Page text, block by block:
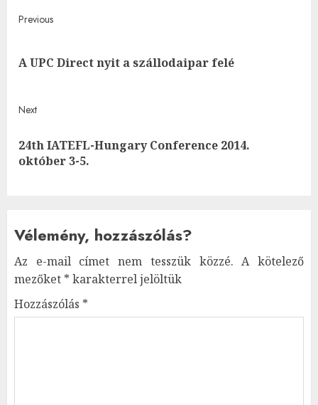
Post
navigation
Previous
A UPC Direct nyit a szállodaipar felé
Next
Next
post:
24th IATEFL-Hungary Conference 2014.
október 3-5.
Vélemény, hozzászólás?
Az e-mail címet nem tesszük közzé. A kötelező
mezőket * karakterrel jelöltük
Hozzászólás *